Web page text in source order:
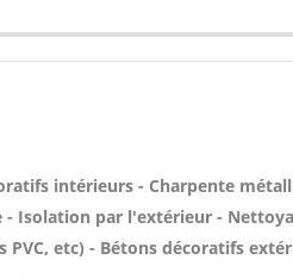
intérieurs - Charpente
- Isolation par l'extérieur -
PVC, etc) - Bétons décoratifs